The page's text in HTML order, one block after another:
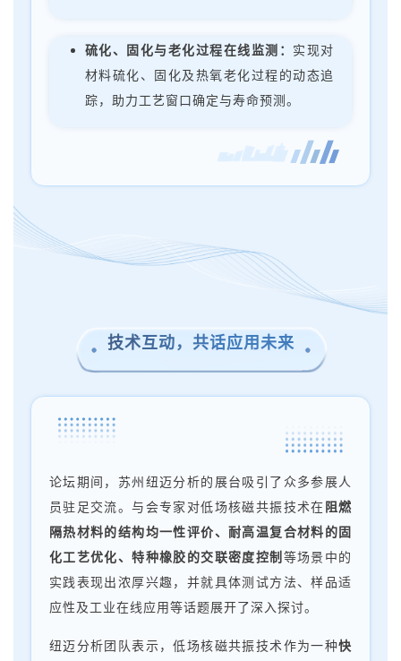
硫化、固化与老化过程在线监测： 实现对
材料硫化、固化及热氧老化过程的动态追
踪，助力工艺窗口确定与寿命预测。
技术互动，共话应用未来
论坛期间，苏州纽迈分析的展台吸引了众多参展人
员驻足交流。与会专家对低场核磁共振技术在阻燃
隔热材料的结构均一性评价、耐高温复合材料的固
化工艺优化、特种橡胶的交联密度控制 等场景中的
实践表现出浓厚兴趣，并就具体测试方法、样品适
应性及工业在线应用等话题展开了深入探讨。
纽迈分析团队表示，低场核磁共振技术作为一种快